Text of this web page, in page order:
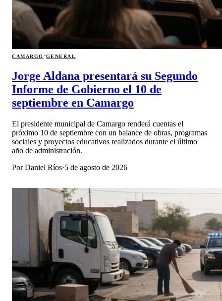
CAMARGO ·GENERAL
Jorge Aldana presentará su Segundo
Informe de Gobierno el 10 de
septiembre en Camargo
El presidente municipal de Camargo renderá cuentas el
próximo 10 de septiembre con un balance de obras, programas
sociales y proyectos educativos realizados durante el último
año de administración.
PorDaniel Ríos·5 de agosto de 2026